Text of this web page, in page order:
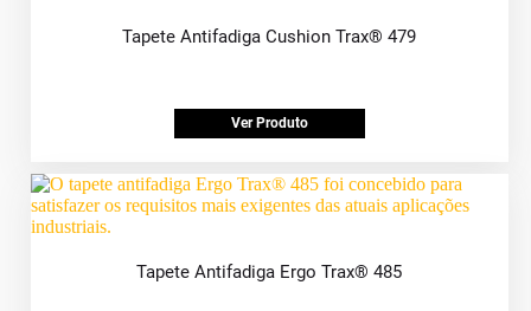
Tapete Antifadiga Cushion Trax® 479
Ver Produto
Tapete Antifadiga Ergo Trax® 485